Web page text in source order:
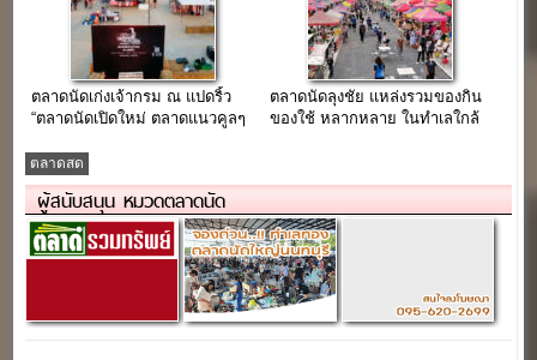
ตลาดนัดเก่งเจ้ากรม ณ แปดริ้ว
“ตลาดนัดเปิดใหม่ ตลาดแนวคูลๆ
ตลาดนัดลุงชัย แหล่งรวมของกิน
ของใช้ หลากหลาย ในทำเลใกล้
ตลาดสด
ผู้สนับสนุน หมวดตลาดนัด